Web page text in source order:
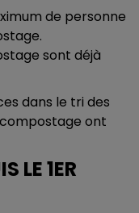
de personne
sont déjà
dans le tri des
ont
LE 1ER